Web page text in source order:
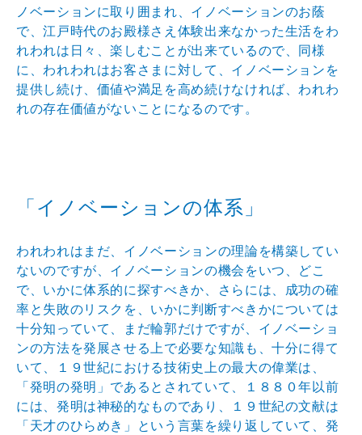
ノベーションに取り囲まれ、イノベーションのお蔭
で、江戸時代のお殿様さえ体験出来なかった生活をわ
れわれは日々、楽しむことが出来ているので、同様
に、われわれはお客さまに対して、イノベーションを
提供し続け、価値や満足を高め続けなければ、われわ
れの存在価値がないことになるのです。
「イノベーションの体系」
われわれはまだ、イノベーションの理論を構築してい
ないのですが、イノベーションの機会をいつ、どこ
で、いかに体系的に探すべきか、さらには、成功の確
率と失敗のリスクを、いかに判断すべきかについては
十分知っていて、まだ輪郭だけですが、イノベーショ
ンの方法を発展させる上で必要な知識も、十分に得て
いて、１９世紀における技術史上の最大の偉業は、
「発明の発明」であるとされていて、１８８０年以前
には、発明は神秘的なものであり、１９世紀の文献は
「天才のひらめき」という言葉を繰り返していて、発